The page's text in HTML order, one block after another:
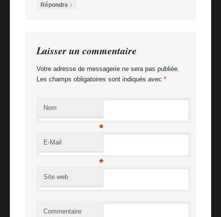
Répondre ↓
Laisser un commentaire
Votre adresse de messagerie ne sera pas publiée.
Les champs obligatoires sont indiqués avec *
Nom
*
E-Mail
*
Site web
Commentaire